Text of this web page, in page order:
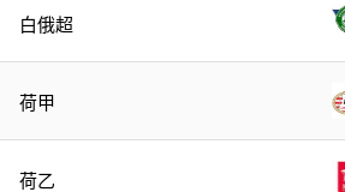
白俄超
荷甲
荷乙